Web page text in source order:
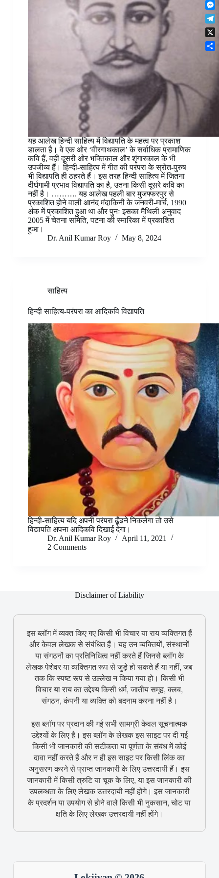
यह आलेख हिन्दी साहित्य में विद्यापति के महत्व पर प्रकाश
डालता है। वे एक ओर ‘वीरगाथकाल’ के सर्वाधिक प्रामाणिक
कवि हैं, वहीं दूसरी ओर भक्तिकाल और शृंगारकाल के भी
उपजीव्य हैं। हिन्दी-साहित्य में गीत की परंपरा के स्रोत-पुरुष
भी विद्यापति ही ठहरते हैं। इस तरह हिन्दी साहित्य में जितना
दीर्घगामी प्रभाव विद्यापति का है, उतना किसी दूसरे कवि का
नहीं है। ………. यह आलेख पहली बार मुजफ्फरपुर से
प्रकाशित होने वाली आनंद मंदाकिनी के जनवरी-मार्च, 1990
अंक में प्रकाशित हुआ था और पुनः इसका मैथिली अनुवाद
2005 में चेतना समिति, पटना की स्मारिका में प्रकाशित
हुआ।
Dr. Anil Kumar Roy
May 8, 2024
साहित्‍य
हिन्दी साहित्य-परंपरा का आदिकवि विद्यापति
हिन्दी-साहित्य यदि अपनी परंपरा ढूँढने निकलेगा तो उसे
विद्यापति अपना आदिकवि दिखाई देगा।
Dr. Anil Kumar Roy
April 11, 2021
2 Comments
Disclaimer of Liability
इस ब्लॉग में व्यक्त किए गए किसी भी विचार या राय व्यक्तिगत हैं
और केवल लेखक से संबंधित हैं। यह उन व्यक्तियों, संस्थानों
या संगठनों का प्रतिनिधित्व नहीं करते हैं जिनसे ब्लॉग के
लेखक पेशेवर या व्यक्तिगत रूप से जुड़े हो सकते हैं या नहीं, जब
तक कि स्पष्ट रूप से उल्लेख न किया गया हो। किसी भी
विचार या राय का उद्देश्य किसी धर्म, जातीय समूह, क्लब,
संगठन, कंपनी या व्यक्ति को बदनाम करना नहीं है।
इस ब्लॉग पर प्रदान की गई सभी सामग्री केवल सूचनात्मक
उद्देश्यों के लिए है। इस ब्लॉग के लेखक इस साइट पर दी गई
किसी भी जानकारी की सटीकता या पूर्णता के संबंध में कोई
दावा नहीं करते हैं और न ही इस साइट पर किसी लिंक का
अनुसरण करने से प्राप्त जानकारी के लिए उत्तरदायी हैं। इस
जानकारी में किसी त्रुटि या चूक के लिए, या इस जानकारी की
उपलब्धता के लिए लेखक उत्तरदायी नहीं होंगे। इस जानकारी
के प्रदर्शन या उपयोग से होने वाले किसी भी नुकसान, चोट या
क्षति के लिए लेखक उत्तरदायी नहीं होंगे।
o
k
r
e
s
t
t
s
A
p
p
n
k
e
d
I
l
i
p
b
o
M
e
s
s
e
T
e
l
m
X